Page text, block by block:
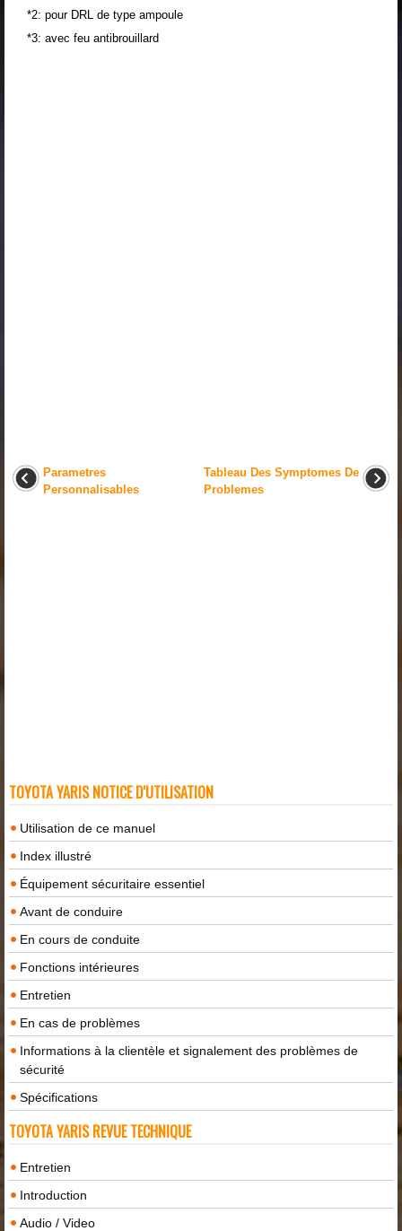
*2: pour DRL de type ampoule
*3: avec feu antibrouillard
Parametres
Personnalisables
Tableau Des Symptomes De
Problemes
TOYOTA YARIS NOTICE D'UTILISATION
Utilisation de ce manuel
Index illustré
Équipement sécuritaire essentiel
Avant de conduire
En cours de conduite
Fonctions intérieures
Entretien
En cas de problèmes
Informations à la clientèle et signalement des problèmes de
sécurité
Spécifications
TOYOTA YARIS REVUE TECHNIQUE
Entretien
Introduction
Audio / Video